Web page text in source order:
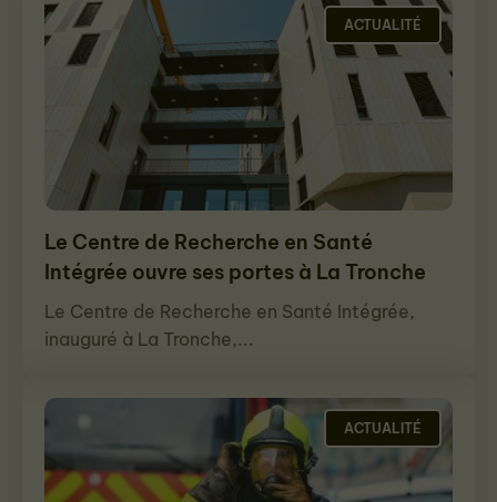
Le Centre de Recherche en Santé
Intégrée ouvre ses portes à La Tronche
Le Centre de Recherche en Santé Intégrée,
inauguré à La Tronche,...
ACTUALITÉ
ACTUALITÉ